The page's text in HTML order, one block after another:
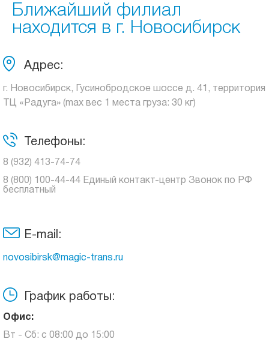
Ближайший филиал
находится в г. Новосибирск
Адрес:
г. Новосибирск, Гусинобродское шоссе д. 41, территория
ТЦ «Радуга» (max вес 1 места груза: 30 кг)
Телефоны:
8 (932) 413-74-74
8 (800) 100-44-44 Единый контакт-центр Звонок по РФ
бесплатный
E-mail:
novosibirsk@magic-trans.ru
График работы:
Офис:
Вт - Сб: с 08:00 до 15:00